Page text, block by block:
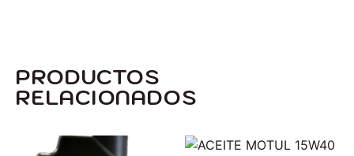
PRODUCTOS
RELACIONADOS